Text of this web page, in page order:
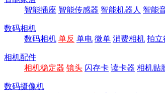
智能插座 智能传感器 智能机器人 智能
数码相机
数码相机 单反 单电 微单 消费相机 拍立
相机配件
相机稳定器 镜头 闪存卡 读卡器 相机贴
数码摄像机